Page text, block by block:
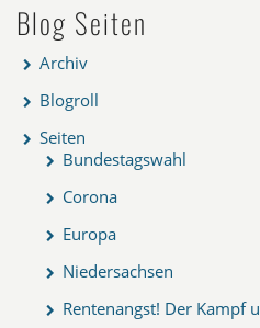
Blog Seiten
Archiv
Blogroll
Seiten
Bundestagswahl
Corona
Europa
Niedersachsen
Rentenangst! Der Kampf